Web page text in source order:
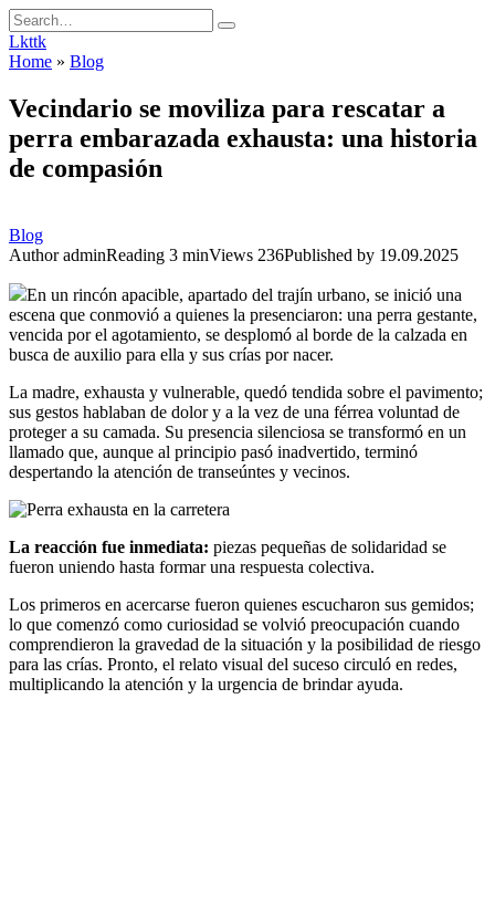
Skip
to
content
Search
for:
Lkttk
Home » Blog
Vecindario se moviliza para rescatar a
perra embarazada exhausta: una historia
de compasión
Blog
AuthoradminReading 3 minViews 236Published by 19.09.2025
En un rincón apacible, apartado del trajín urbano, se inició una
escena que conmovió a quienes la presenciaron: una perra gestante,
vencida por el agotamiento, se desplomó al borde de la calzada en
busca de auxilio para ella y sus crías por nacer.
La madre, exhausta y vulnerable, quedó tendida sobre el pavimento;
sus gestos hablaban de dolor y a la vez de una férrea voluntad de
proteger a su camada. Su presencia silenciosa se transformó en un
llamado que, aunque al principio pasó inadvertido, terminó
despertando la atención de transeúntes y vecinos.
La reacción fue inmediata: piezas pequeñas de solidaridad se
fueron uniendo hasta formar una respuesta colectiva.
Los primeros en acercarse fueron quienes escucharon sus gemidos;
lo que comenzó como curiosidad se volvió preocupación cuando
comprendieron la gravedad de la situación y la posibilidad de riesgo
para las crías. Pronto, el relato visual del suceso circuló en redes,
multiplicando la atención y la urgencia de brindar ayuda.